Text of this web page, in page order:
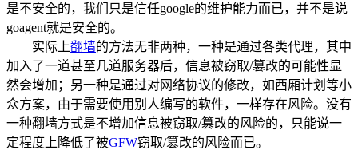
是不安全的，我们只是信任google的维护能力而已，并不是说
goagent就是安全的。
实际上翻墙的方法无非两种，一种是通过各类代理，其中
加入了一道甚至几道服务器后，信息被窃取/篡改的可能性显
然会增加；另一种是通过对网络协议的修改，如西厢计划等小
众方案，由于需要使用别人编写的软件，一样存在风险。没有
一种翻墙方式是不增加信息被窃取/篡改的风险的，只能说一
定程度上降低了被GFW窃取/篡改的风险而已。